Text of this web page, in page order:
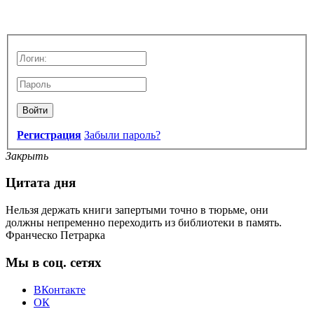
Войти
Регистрация Забыли пароль?
Закрыть
Цитата дня
Нельзя держать книги запертыми точно в тюрьме, они
должны непременно переходить из библиотеки в память.
Франческо Петрарка
Мы в соц. сетях
ВКонтакте
ОК